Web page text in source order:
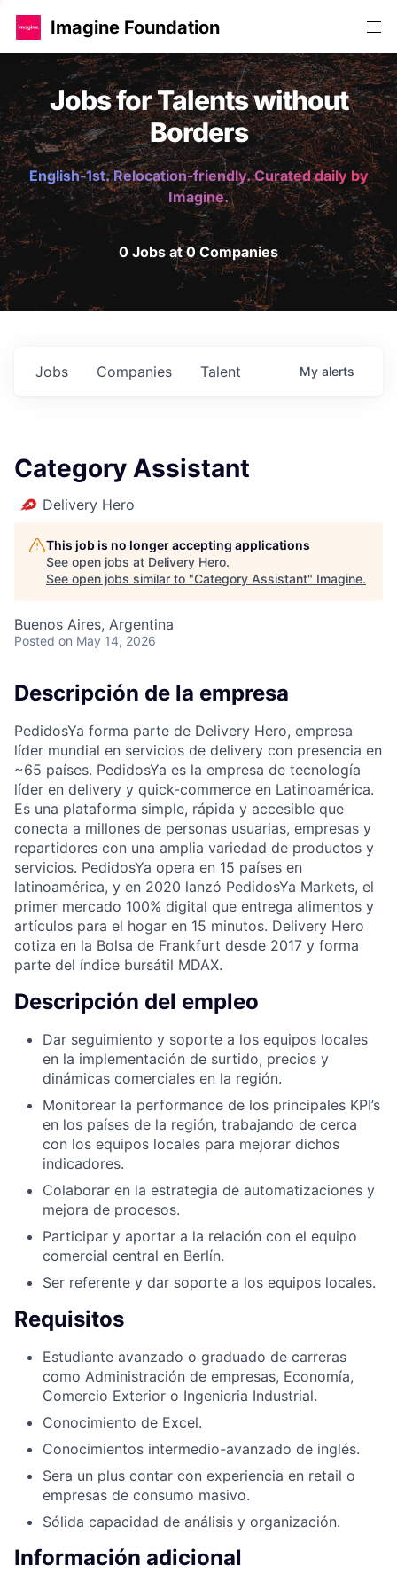
Imagine Foundation
Jobs for Talents without
Borders
English-1st. Relocation-friendly. Curated daily by
Imagine.
0 Jobs at 0 Companies
Jobs Companies Talent My alerts
Category Assistant
Delivery Hero
This job is no longer accepting applications
See open jobs at Delivery Hero.
See open jobs similar to "Category Assistant" Imagine.
Buenos Aires, Argentina
Posted on May 14, 2026
Descripción de la empresa
PedidosYa forma parte de Delivery Hero, empresa
líder mundial en servicios de delivery con presencia en
~65 países. PedidosYa es la empresa de tecnología
líder en delivery y quick-commerce en Latinoamérica.
Es una plataforma simple, rápida y accesible que
conecta a millones de personas usuarias, empresas y
repartidores con una amplia variedad de productos y
servicios. PedidosYa opera en 15 países en
latinoamérica, y en 2020 lanzó PedidosYa Markets, el
primer mercado 100% digital que entrega alimentos y
artículos para el hogar en 15 minutos. Delivery Hero
cotiza en la Bolsa de Frankfurt desde 2017 y forma
parte del índice bursátil MDAX.
Descripción del empleo
Dar seguimiento y soporte a los equipos locales
en la implementación de surtido, precios y
dinámicas comerciales en la región.
Monitorear la performance de los principales KPI’s
en los países de la región, trabajando de cerca
con los equipos locales para mejorar dichos
indicadores.
Colaborar en la estrategia de automatizaciones y
mejora de procesos.
Participar y aportar a la relación con el equipo
comercial central en Berlín.
Ser referente y dar soporte a los equipos locales.​​​​​​​
Requisitos
Estudiante avanzado o graduado de carreras
como Administración de empresas, Economía,
Comercio Exterior o Ingenieria Industrial.
Conocimiento de Excel.
Conocimientos intermedio-avanzado de inglés.
Sera un plus contar con experiencia en retail o
empresas de consumo masivo.
Sólida capacidad de análisis y organización.
Información adicional